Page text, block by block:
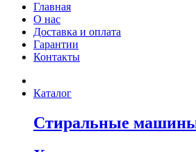
Главная
О нас
Доставка и оплата
Гарантии
Контакты
Каталог
Стиральные